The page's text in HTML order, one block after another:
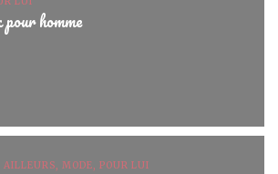
homme
AILLEURS, MODE, POUR LUI